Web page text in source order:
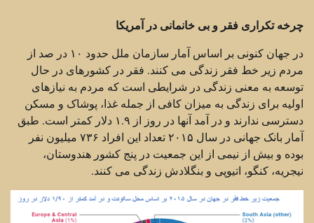
چرخه تکراری فقر و بی خانمانی در آمریکا
در جهان کنونی بر اساس آمار سازمان ملل حدود ۱۰ در صد از
مردم زیر خط فقر زندگی می کنند. فقر در کشورهای در حال
توسعه به معنی زندگی در شرایطی است که مردم به نیازهای
اولیه برای زندگی به میزان کافی از جمله غذا، پوشاک و مسکن
دسترسی ندارند و در آمد آنها در روز از ۱.۹ دلار کمتر است. طبق
آمار بانک جهانی در سال ۲۰۱۵ تعداد این افراد ۷۳۶ میلیون نفر
بوده و بیش از نیمی از این جمعیت در پنج کشور هندوستان،
نیجریه، کنگو، اتیوپی و بنگلادش زندگی می کنند.